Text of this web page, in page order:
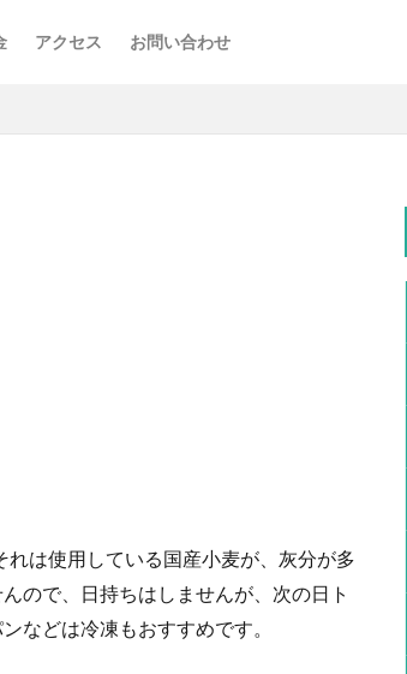
アクセス お問い合わせ
は使用している国産小麦が、灰分が多
ので、日持ちはしませんが、次の日ト
などは冷凍もおすすめです。